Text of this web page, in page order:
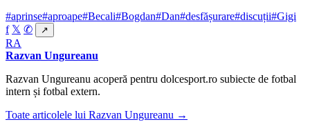
#aprinse#aproape#Becali#Bogdan#Dan#desfășurare#discuții#Gigi
f 𝕏 ✆ ↗
RA
Razvan Ungureanu
Razvan Ungureanu acoperă pentru dolcesport.ro subiecte de fotbal
intern și fotbal extern.
Toate articolele lui Razvan Ungureanu →